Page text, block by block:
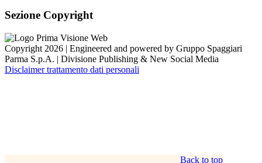
Sezione Copyright
Copyright 2026 | Engineered and powered by Gruppo Spaggiari
Parma S.p.A. | Divisione Publishing & New Social Media
Disclaimer trattamento dati personali
Back to top